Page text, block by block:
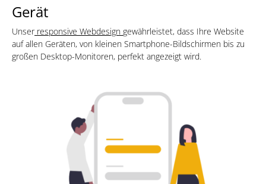
Gerät
Unserresponsive Webdesign gewährleistet, dass Ihre Website
auf allen Geräten, von kleinen Smartphone-Bildschirmen bis zu
großen Desktop-Monitoren, perfekt angezeigt wird.